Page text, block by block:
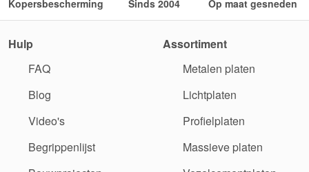
Kopersbescherming Sinds 2004 Op maat gesneden
Hulp
FAQ
Blog
Video's
Begrippenlijst
Assortiment
Metalen platen
Lichtplaten
Profielplaten
Massieve platen